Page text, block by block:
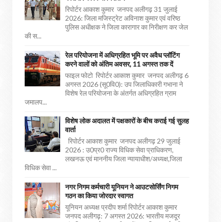
रिपोर्टर आकाश कुमार जनपद अलीगढ़ 31 जुलाई
2026: जिला मजिस्ट्रेट अविनाश कुमार एवं वरिष्ठ
पुलिस अधीक्षक ने जिला कारागार का निरीक्षण कर जेल
की स...
रेल परियोजना में अधिग्रहित भूमि पर अवैध प्लॉटिंग
करने वालों को अंतिम अवसर, 11 अगस्त तक दें
फाइल फोटो रिपोर्टर आकाश कुमार जनपद अलीगढ़ 6
अगस्त 2026 (सू0वि0): उप जिलाधिकारी गभाना ने
विशेष रेल परियोजना के अंतर्गत अधिग्रहित ग्राम
जमालप...
विशेष लोक अदालत में पक्षकारों के बीच कराई गई सुलह
वार्ता
रिपोर्टर आकाश कुमार जनपद अलीगढ़ 29 जुलाई
2026 : उ0प्र0 राज्य विधिक सेवा प्राधिकरण,
लखनऊ एवं माननीय जिला न्यायाधीश/अध्यक्ष,जिला
विधिक सेवा ...
नगर निगम कर्मचारी यूनियन ने आउटसोर्सिंग निगम
गठन का किया जोरदार स्वागत
यूनियन अध्यक्ष प्रदीप शर्मा रिपोर्टर आकाश कुमार
जनपद अलीगढ़: 7 अगस्त 2026: भारतीय मजदूर